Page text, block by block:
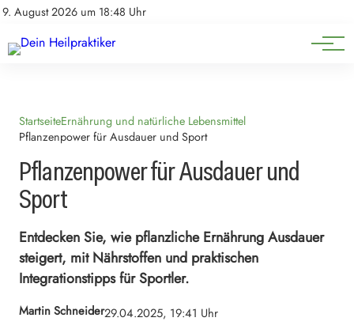
9. August 2026 um 18:48 Uhr
Impressum
Natürliche Medizin
Heilpflanzen & Kräuterkunde
StartseiteErnährung und natürliche Lebensmittel
Pflanzenpower für Ausdauer und Sport
Pflanzenpower für Ausdauer und
Sport
Entdecken Sie, wie pflanzliche Ernährung Ausdauer
steigert, mit Nährstoffen und praktischen
Integrationstipps für Sportler.
Martin Schneider29.04.2025, 19:41 Uhr